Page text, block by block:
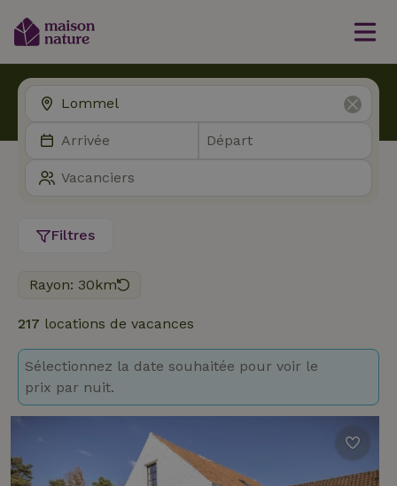
Filtres
Rayon: 30km
217 locations de vacances
Sélectionnez la date souhaitée pour voir le
prix par nuit.